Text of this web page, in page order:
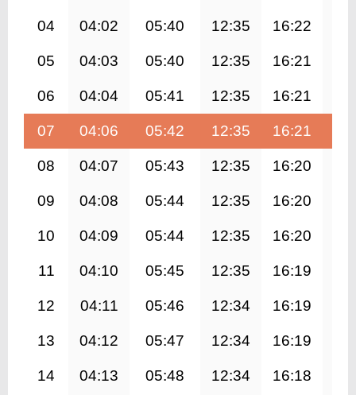
04 04:02 05:40 12:35 16:22
05 04:03 05:40 12:35 16:21
06 04:04 05:41 12:35 16:21
07 04:06 05:42 12:35 16:21
08 04:07 05:43 12:35 16:20
09 04:08 05:44 12:35 16:20
10 04:09 05:44 12:35 16:20
11 04:10 05:45 12:35 16:19
12 04:11 05:46 12:34 16:19
13 04:12 05:47 12:34 16:19
14 04:13 05:48 12:34 16:18